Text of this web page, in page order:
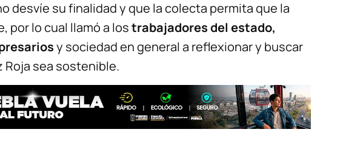
desvíe su finalidad y que la colecta permita que la
por lo cual llamó a lostrabajadores del estado,
y sociedad en general a reflexionar y buscar
Roja sea sostenible.